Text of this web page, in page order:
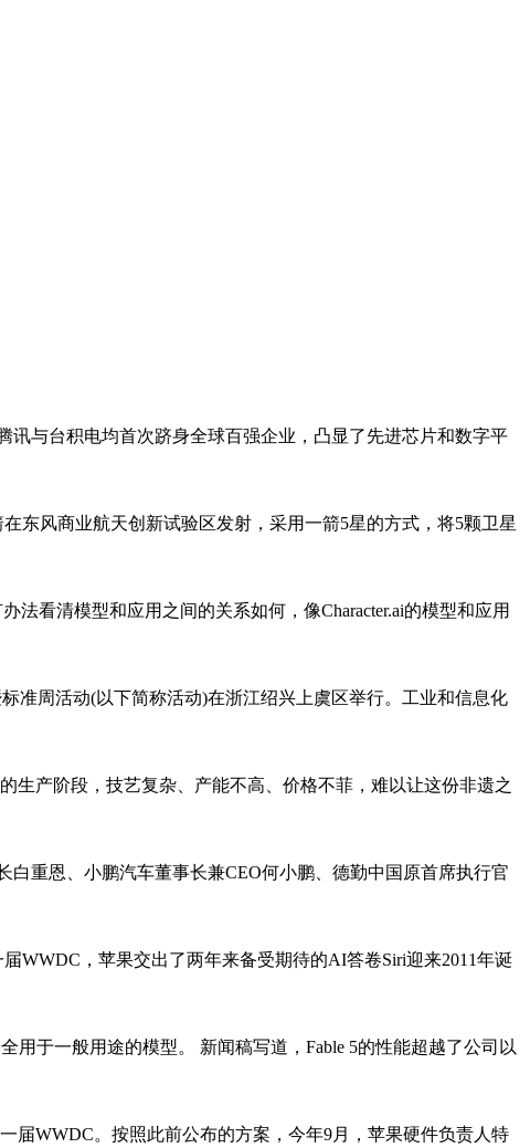
讯与台积电均首次跻身全球百强企业，凸显了先进芯片和数字平
东风商业航天创新试验区发射，采用一箭5星的方式，将5颗卫星
看清模型和应用之间的关系如何，像Character.ai的模型和应用
准周活动(以下简称活动)在浙江绍兴上虞区举行。工业和信息化
生产阶段，技艺复杂、产能不高、价格不菲，难以让这份非遗之
重恩、小鹏汽车董事长兼CEO何小鹏、德勤中国原首席执行官
WWDC，苹果交出了两年来备受期待的AI答卷Siri迎来2011年诞
用于一般用途的模型。 新闻稿写道，Fable 5的性能超越了公司以
届WWDC。按照此前公布的方案，今年9月，苹果硬件负责人特